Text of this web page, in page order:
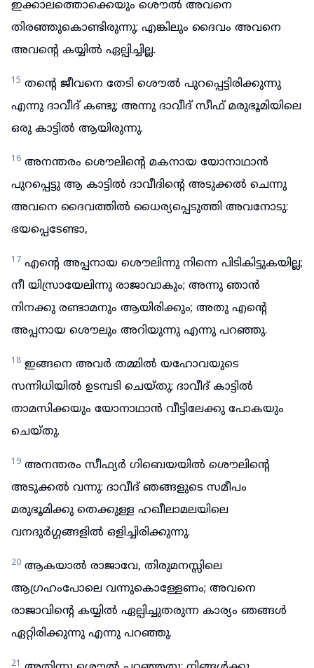
ഇക്കാലത്തൊക്കെയും ശൌൽ അവനെ
തിരഞ്ഞുകൊണ്ടിരുന്നു; എങ്കിലും ദൈവം അവനെ
അവന്റെ കയ്യിൽ ഏല്പിച്ചില്ല.
15 തന്റെ ജീവനെ തേടി ശൌൽ പുറപ്പെട്ടിരിക്കുന്നു
എന്നു ദാവീദ് കണ്ടു; അന്നു ദാവീദ് സീഫ് മരുഭൂമിയിലെ
ഒരു കാട്ടിൽ ആയിരുന്നു.
16 അനന്തരം ശൌലിന്റെ മകനായ യോനാഥാൻ
പുറപ്പെട്ടു ആ കാട്ടിൽ ദാവീദിന്റെ അടുക്കൽ ചെന്നു
അവനെ ദൈവത്തിൽ ധൈര്യപ്പെടുത്തി അവനോടു:
ഭയപ്പെടേണ്ടാ,
17 എന്റെ അപ്പനായ ശൌലിന്നു നിന്നെ പിടികിട്ടുകയില്ല;
നീ യിസ്രായേലിന്നു രാജാവാകും; അന്നു ഞാൻ
നിനക്കു രണ്ടാമനും ആയിരിക്കും; അതു എന്റെ
അപ്പനായ ശൌലും അറിയുന്നു എന്നു പറഞ്ഞു.
18 ഇങ്ങനെ അവർ തമ്മിൽ യഹോവയുടെ
സന്നിധിയിൽ ഉടമ്പടി ചെയ്തു; ദാവീദ് കാട്ടിൽ
താമസിക്കയും യോനാഥാൻ വീട്ടിലേക്കു പോകയും
ചെയ്തു.
19 അനന്തരം സീഫ്യർ ഗിബെയയിൽ ശൌലിന്റെ
അടുക്കൽ വന്നു: ദാവീദ് ഞങ്ങളുടെ സമീപം
മരുഭൂമിക്കു തെക്കുള്ള ഹഖീലാമലയിലെ
വനദുർഗ്ഗങ്ങളിൽ ഒളിച്ചിരിക്കുന്നു.
20 ആകയാൽ രാജാവേ, തിരുമനസ്സിലെ
ആഗ്രഹംപോലെ വന്നുകൊള്ളേണം; അവനെ
രാജാവിന്റെ കയ്യിൽ ഏല്പിച്ചുതരുന്ന കാര്യം ഞങ്ങൾ
ഏറ്റിരിക്കുന്നു എന്നു പറഞ്ഞു.
21